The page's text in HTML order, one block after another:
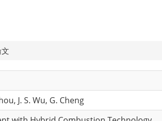
J. S. Wu, G. Cheng